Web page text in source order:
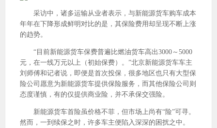
采访中，诸多运输从业者表示，与新能源货车购车成本
年年在下降形成鲜明对比的是，其保险费用却呈现不断上涨
的趋势。
“目前新能源货车保费普遍比燃油货车高出3000～5000
元，在一线万元以上（初始保费）。”北京新能源货车车主
刘师傅和记者说，即便是首次投保，很多地区也只有大型保
险公司愿意为新能源货车提供保险服务，而其他保险公司则
态度谨慎，有的仅提供商业险，并不承保交强险。
新能源货车首险虽价格不菲，但市场上尚有“险”可寻。
然而，一到续保之时，许多车主便陷入深深的困扰之中。